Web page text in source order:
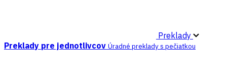
Preklady
Preklady pre jednotlivcov Úradné preklady s pečiatkou